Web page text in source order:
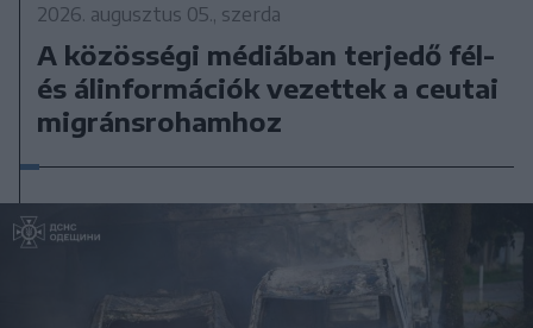
2026. augusztus 05., szerda
A közösségi médiában terjedő fél-
és álinformációk vezettek a ceutai
migránsrohamhoz